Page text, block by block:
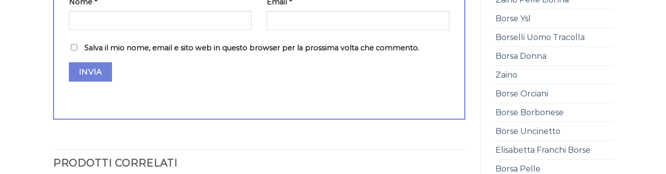
Borse Ysl
Borselli Uomo Tracolla
Borsa Donna
Zaino
Borse Orciani
Borse Borbonese
Borse Uncinetto
Elisabetta Franchi Borse
Borsa Pelle
Nome * Email *
Salva il mio nome, email e sito web in questo browser per la prossima volta che commento.
PRODOTTI CORRELATI